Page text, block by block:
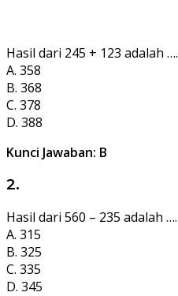
Hasil dari 245 + 123 adalah ….
A. 358
B. 368
C. 378
D. 388
Kunci Jawaban: B
2.
Hasil dari 560 – 235 adalah ….
A. 315
B. 325
C. 335
D. 345